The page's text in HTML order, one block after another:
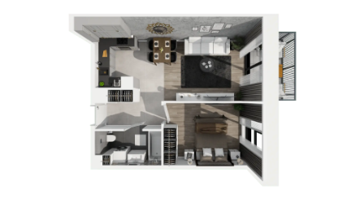
NOWOŚĆ
ATAL Floriana w Szczecinie
NOWOŚĆ
ATAL Ruczaj w Krakowie
Skwer Witosa w Piastowie